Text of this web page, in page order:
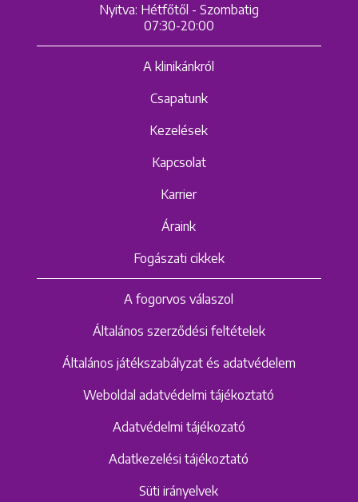
Nyitva: Hétfőtől - Szombatig
07:30-20:00
A klinikánkról
Csapatunk
Kezelések
Kapcsolat
Karrier
Áraink
Fogászati cikkek
A fogorvos válaszol
Általános szerződési feltételek
Általános játékszabályzat és adatvédelem
Weboldal adatvédelmi tájékoztató
Adatvédelmi tájékozató
Adatkezelési tájékoztató
Süti irányelvek